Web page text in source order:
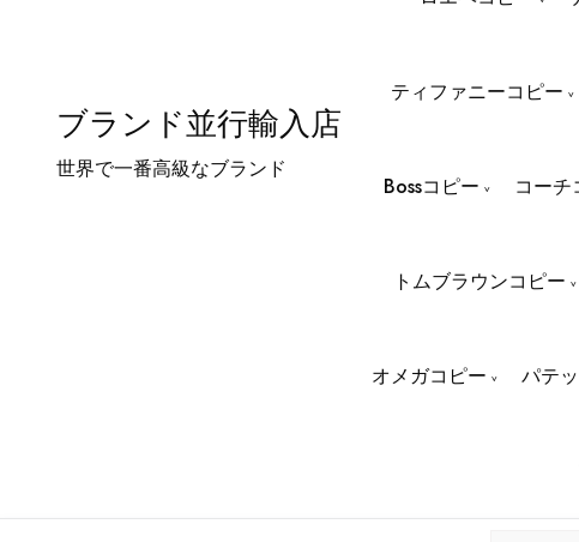
ブランド並行輸入店
世界で一番高級なブランド
ティファニーコピー
Bossコピー コーチ
トムブラウンコピー
オメガコピー パテ